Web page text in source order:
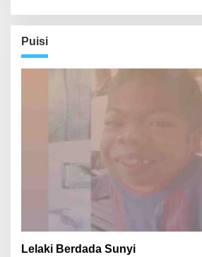
Puisi
Lelaki Berdada Sunyi